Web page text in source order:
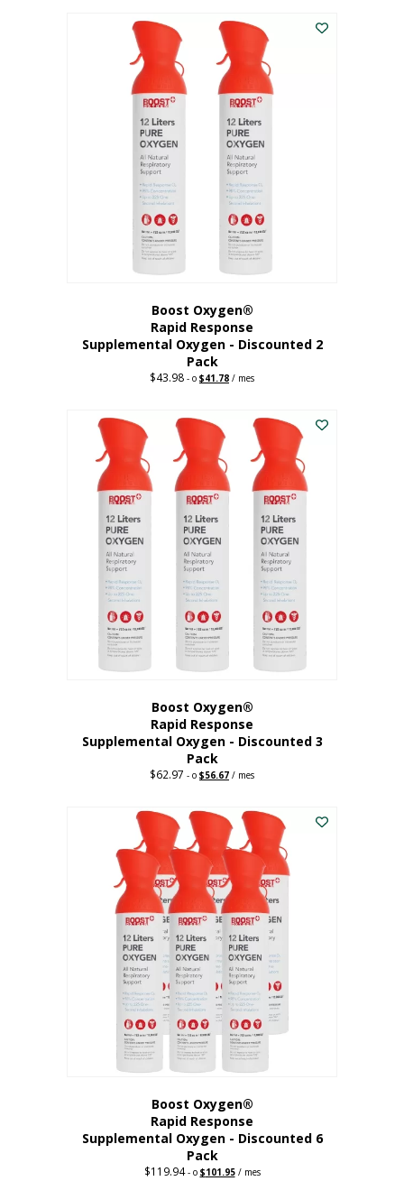
dólares. es:
182,30
dólares.
Boost Oxygen®
Rapid Response
Supplemental Oxygen - Discounted 2
Pack
$43.98 - o Original
$43.98.
$41.78 Current
$41.78.
/ mes
Boost Oxygen®
Rapid Response
Supplemental Oxygen - Discounted 3
Pack
$62.97 - o Precio
dólares.
$56.67 El
56,67
dólares.
/ mes
Boost Oxygen®
Rapid Response
Supplemental Oxygen - Discounted 6
Pack
$119.94 -o Precio
$101.95El/ mes